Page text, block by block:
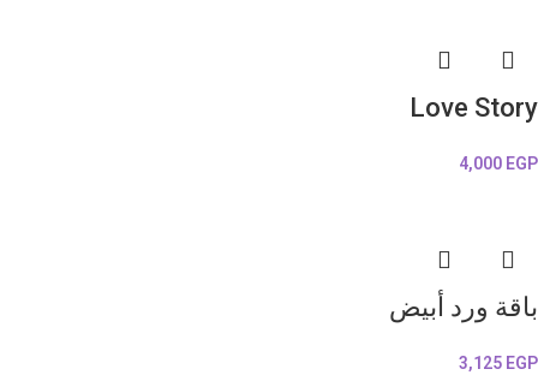
Love Story
4,000 EGP
باقة ورد أبيض
3,125 EGP